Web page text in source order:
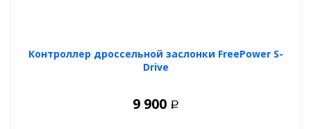
Контроллер дроссельной заслонки FreePower S-
Drive
9 900 Р